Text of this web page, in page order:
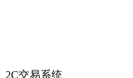
2C交易系统